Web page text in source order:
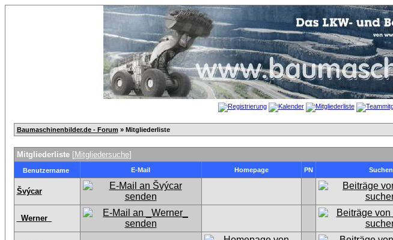
Baumaschinenbilder.de - Forum » Mitgliederliste
Mitgliederliste[Mitgliedersuche]
Benutzername E-Mail Homepage PN Suchen
Švýcar
_Werner_